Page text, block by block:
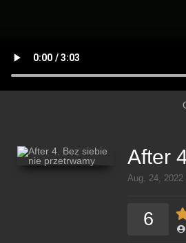
After
Aug. 24, 2022
6